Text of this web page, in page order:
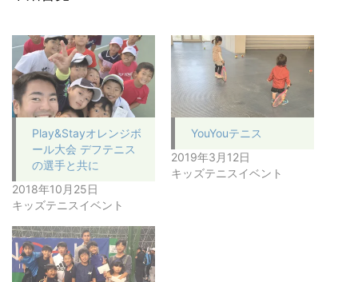
Play&Stayオレンジボ
ール大会 デフテニス
の選手と共に
2018年10月25日
キッズテニスイベント
YouYouテニス
2019年3月12日
キッズテニスイベント